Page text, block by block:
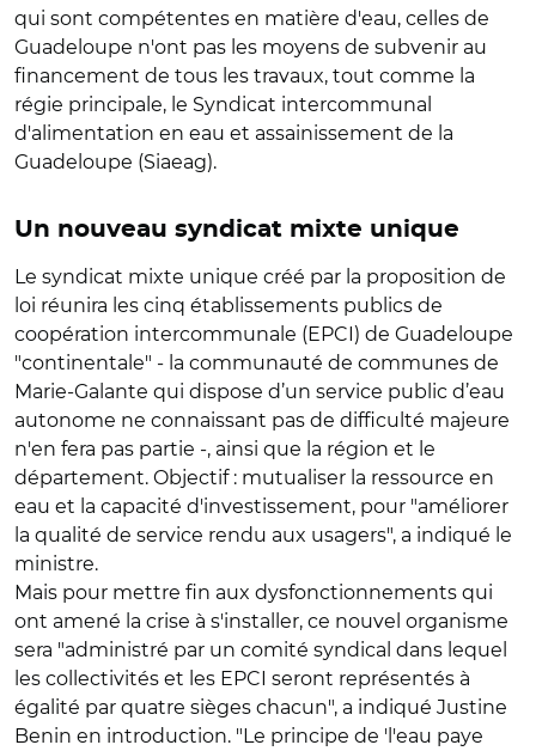
qui sont compétentes en matière d'eau, celles de
Guadeloupe n'ont pas les moyens de subvenir au
financement de tous les travaux, tout comme la
régie principale, le Syndicat intercommunal
d'alimentation en eau et assainissement de la
Guadeloupe (Siaeag).
Un nouveau syndicat mixte unique
Le syndicat mixte unique créé par la proposition de
loi réunira les cinq établissements publics de
coopération intercommunale (EPCI) de Guadeloupe
"continentale" - la communauté de communes de
Marie-Galante qui dispose d’un service public d’eau
autonome ne connaissant pas de difficulté majeure
n'en fera pas partie -, ainsi que la région et le
département. Objectif : mutualiser la ressource en
eau et la capacité d'investissement, pour "améliorer
la qualité de service rendu aux usagers", a indiqué le
ministre.
Mais pour mettre fin aux dysfonctionnements qui
ont amené la crise à s'installer, ce nouvel organisme
sera "administré par un comité syndical dans lequel
les collectivités et les EPCI seront représentés à
égalité par quatre sièges chacun", a indiqué Justine
Benin en introduction. "Le principe de 'l'eau paye